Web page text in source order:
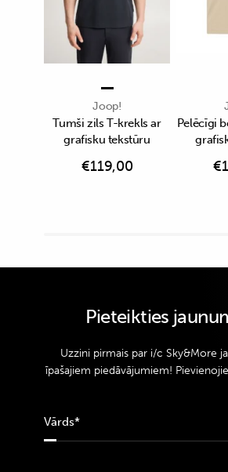
Joop!
Tumši zils T-krekls ar
grafisku tekstūru
€119,00
Pelēcīgi
€
Pieteikties
Uzzini pirmais par i/c Sky&More
īpašajiem piedāvājumiem!